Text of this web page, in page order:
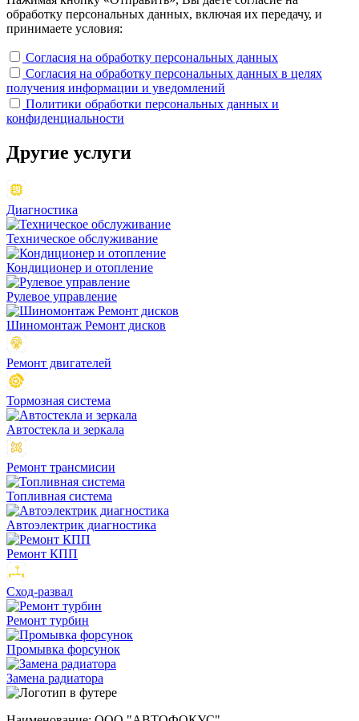
обработку персональных данных, включая их передачу, и
принимаете условия:
Согласия на обработку персональных данных
Согласия на обработку персональных данных в целях
получения информации и уведомлений
Политики обработки персональных данных и
конфиденциальности
Другие услуги
Диагностика
Техническое обслуживание
Кондиционер и отопление
Рулевое управление
Шиномонтаж Ремонт дисков
Ремонт двигателей
Тормозная система
Автостекла и зеркала
Ремонт трансмисии
Топливная система
Автоэлектрик диагностика
Ремонт КПП
Сход-развал
Ремонт турбин
Промывка форсунок
Замена радиатора